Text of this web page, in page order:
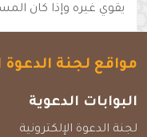
يقوي غيره وإذا كان
مواقع لجنة الدعوة
البوابات الدعوية
لجنة الدعوة الإلكترونية